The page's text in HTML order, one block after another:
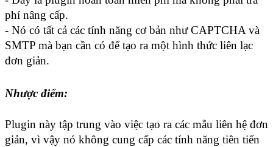
phí nâng cấp.
- Nó có tất cả các tính năng cơ bản như CAPTCHA và
SMTP mà bạn cần có để tạo ra một hình thức liên lạc
đơn giản.
Nhược điểm:
Plugin này tập trung vào việc tạo ra các mẫu liên hệ đơn
giản, vì vậy nó không cung cấp các tính năng tiên tiến